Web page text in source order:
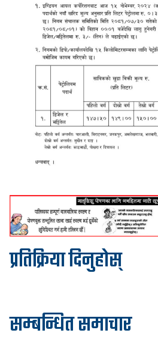
प्रतिक्रिया दिनुहोस्
सम्बन्धित समाचार